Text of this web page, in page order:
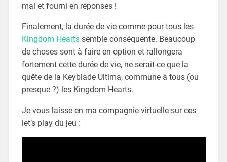
mal et fourni en réponses !
Finalement, la durée de vie comme pour tous les
Kingdom Heartssemble conséquente. Beaucoup
de choses sont à faire en option et rallongera
fortement cette durée de vie, ne serait-ce que la
quête de la Keyblade Ultima, commune à tous (ou
presque ?) les Kingdom Hearts.
Je vous laisse en ma compagnie virtuelle sur ces
let’s play du jeu :